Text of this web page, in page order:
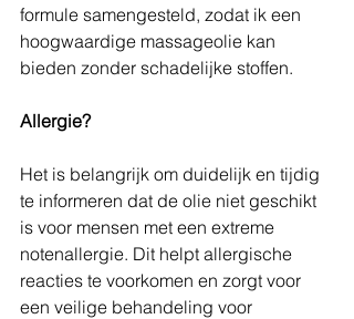
formule samengesteld, zodat ik een
hoogwaardige massageolie kan
bieden zonder schadelijke stoffen.
Allergie?
Het is belangrijk om duidelijk en tijdig
te informeren dat de olie niet geschikt
is voor mensen met een extreme
notenallergie. Dit helpt allergische
reacties te voorkomen en zorgt voor
een veilige behandeling voor